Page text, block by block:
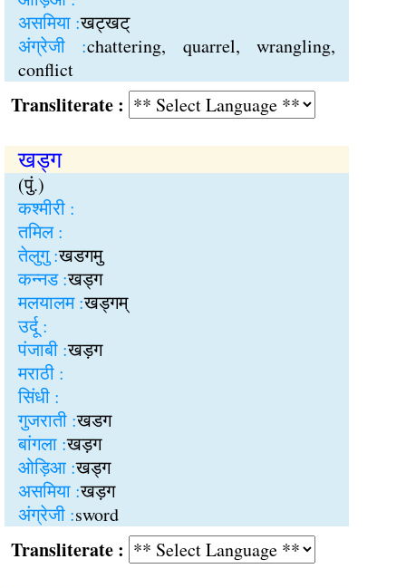
असमिया :खट्खट्
अंग्रेजी :chattering, quarrel, wrangling,
conflict
:
खड्ग
(पुं.)
कश्मीरी :
तमिल :
तेलुगु :खडगमु
कन्नड :खड्ग
मलयालम :खड्गम्
उर्दू :
पंजाबी :खड़ग
मराठी :
सिंधी :
गुजराती :खडग
बांगला :खड़ग
ओड़िआ :खड्ग
असमिया :खड़ग
अंग्रेजी :sword
: